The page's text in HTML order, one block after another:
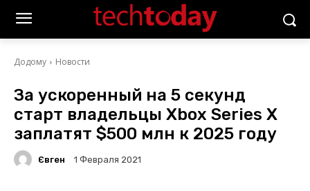
Додому Новости
За ускоренный на 5 секунд
старт владельцы Xbox Series X
заплатят $500 млн к 2025 году
Євген 1 Февраля 2021